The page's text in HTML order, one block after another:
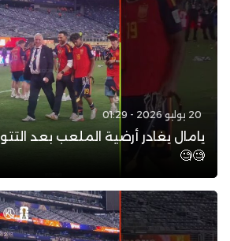
20 يوليو 2026 - 01:29
يامال يغادر أرضية الملعب بعد
🧐🧐